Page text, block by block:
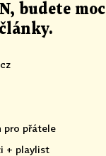
budete
.
pro přátele
+ playlist